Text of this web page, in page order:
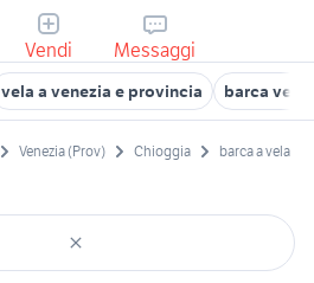
Vendi Messaggi
vela a venezia e provincia barca vela
Venezia (Prov) Chioggia barca a vela